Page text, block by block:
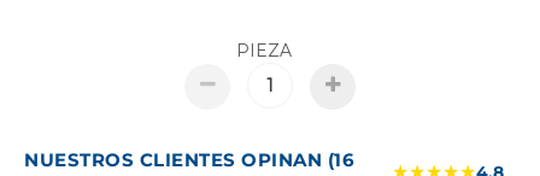
PIEZA
NUESTROS CLIENTES OPINAN (16